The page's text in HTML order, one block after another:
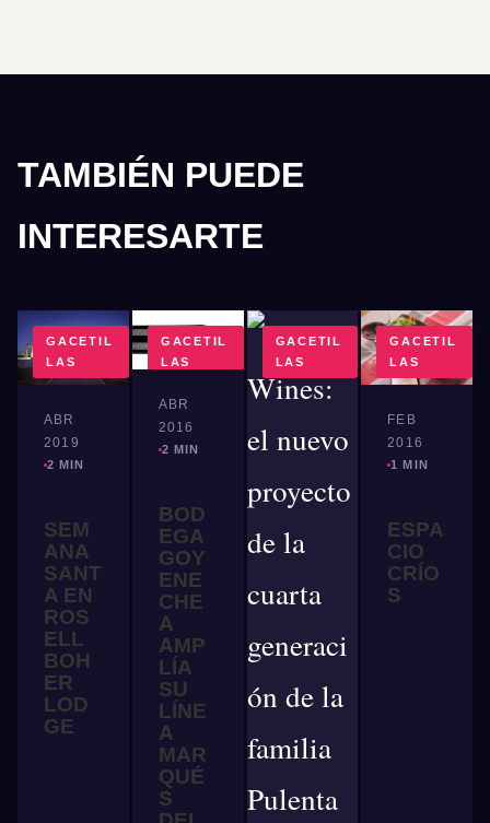
TAMBIÉN PUEDE
INTERESARTE
GACETIL
LAS
ABR
2019
2 MIN
SEM
ANA
SANT
A EN
ROS
ELL
BOH
ER
LOD
GE
GACETIL
LAS
ABR
2016
2 MIN
BOD
EGA
GOY
ENE
CHE
A
AMP
LÍA
SU
LÍNE
A
MAR
QUÉ
S
GACETIL
LAS
GACETIL
LAS
FEB
2016
1 MIN
ESPA
CIO
CRÍO
S